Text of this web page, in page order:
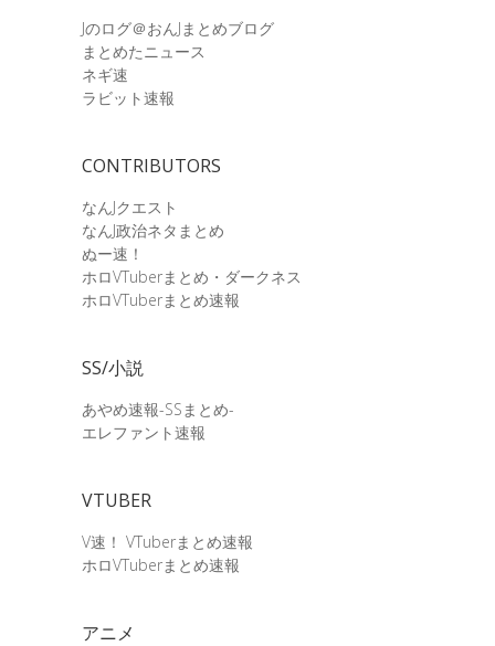
Jのログ＠おんJまとめブログ
まとめたニュース
ネギ速
ラビット速報
CONTRIBUTORS
なんJクエスト
なんJ政治ネタまとめ
ぬー速！
ホロVTuberまとめ・ダークネス
ホロVTuberまとめ速報
SS/小説
あやめ速報-SSまとめ-
エレファント速報
VTUBER
V速！ VTuberまとめ速報
ホロVTuberまとめ速報
アニメ